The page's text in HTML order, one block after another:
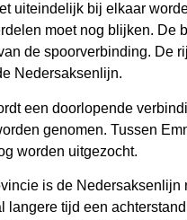
uiteindelijk bij elkaar
moet nog blijken. De
de spoorverbinding. De
Nedersaksenlijn.
een doorlopende
genomen. Tussen
worden uitgezocht.
is de
langere tijd een